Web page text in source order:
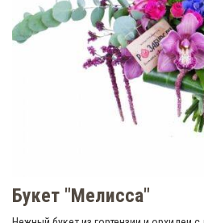
Букет "Мелисса"